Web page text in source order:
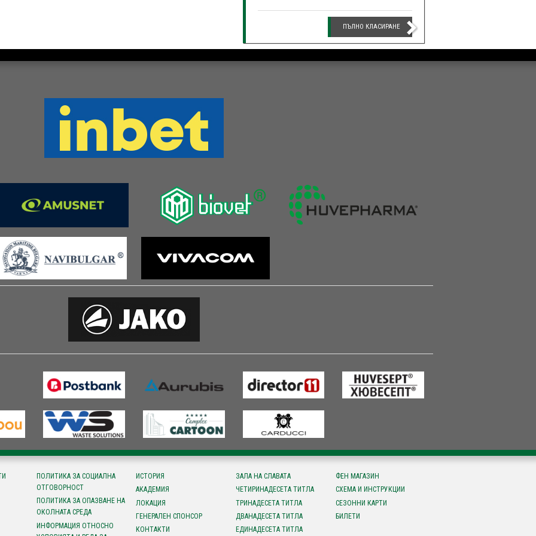
ПЪЛНО КЛАСИРАНЕ
ПОЛИТИКА ЗА СОЦИАЛНА
ОТГОВОРНОСТ
ПОЛИТИКА ЗА ОПАЗВАНЕ НА
ОКОЛНАТА СРЕДА
ИНФОРМАЦИЯ ОТНОСНО
ИСТОРИЯ
АКАДЕМИЯ
ЛОКАЦИЯ
ГЕНЕРАЛЕН СПОНСОР
КОНТАКТИ
ЗАЛА НА СЛАВАТА
ЧЕТИРИНАДЕСЕТА ТИТЛА
ТРИНАДЕСЕТА ТИТЛА
ДВАНАДЕСЕТА ТИТЛА
ЕДИНАДЕСЕТА ТИТЛА
ФЕН МАГАЗИН
СХЕМА И ИНСТРУКЦИИ
СЕЗОННИ КАРТИ
БИЛЕТИ